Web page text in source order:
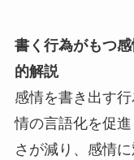
書く行為がもつ
的解説
感情を書き出す
情の言語化を促
さが減り、感情